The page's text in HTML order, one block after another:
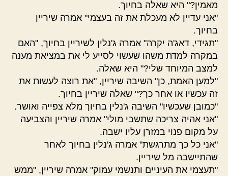
מאמין?" היא שאלה בחיוך.
"אני עדיין לא מעכלת את זה בעצמי" אמרה שיריין
בחיוך.
"תגידי, דאג'ה יקרה" אמרה ג'נלין לשיריין בחיוך, "האם
במקרה למדת משהו שעשוי לסייע לי את במציאת מענה
למצב המיוחד שלי?" היא שאלה.
"למען האמת, כן" השיבה שיריין, "את רוצה לעשות את
זה עכשיו או אחר כך?" שאלה שיריין בחיוך.
"כמובן שעכשיו" השיבה ג'נלין בחיוך מלא צפייה ואושר.
"אני אהיה צריכה שתשבי מולי" אמרה שיריין והצביעה
על מקום פנוי במזרן עליו ישבה.
"אני כל כך מתרגשת" אמרה ג'נלין בחיוך לאחר
שהתיישבה מל שיריין.
"תעצמי את העיניים ותנשמי עמוק" אמרה שיריין, "ממש